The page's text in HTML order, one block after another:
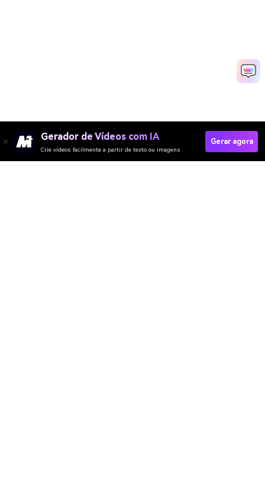
Gerador de Vídeos com IA
Crie vídeos facilmente a partir de texto ou imagens
Gerar agora